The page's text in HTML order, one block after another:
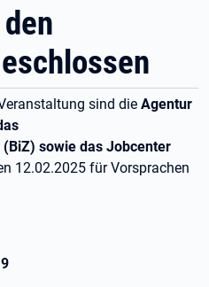
sind die Agentur
sowie das Jobcenter
12.02.2025 für Vorsprachen
9